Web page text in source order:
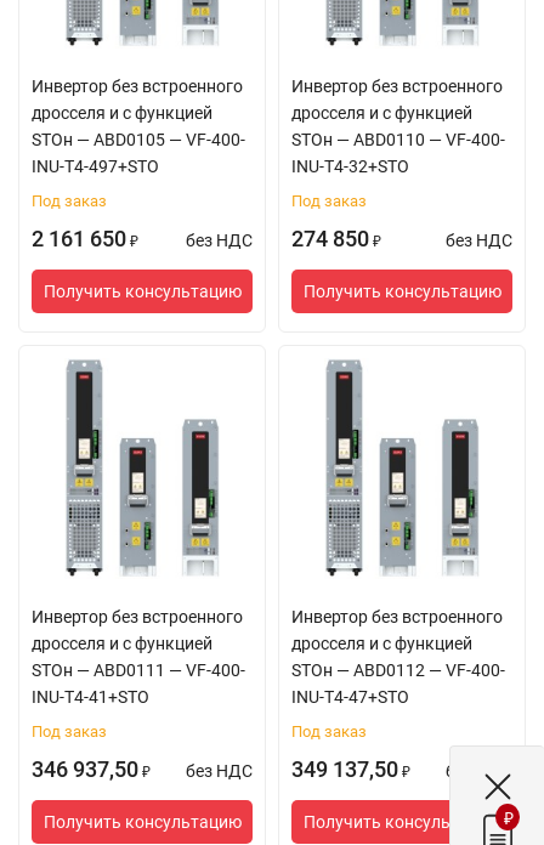
напряжения,
мультизадание
реверс,
дифференциальная
компенсация
вращения,
крутящего момента,
ПИД-регулирование
Требования к
среде
Рабочая
-10℃~ 50℃,
при температуре
снижаются
номинальные
характеристики
модуля (снижение
номинальных
характеристик на 1%
на каждый 1 ℃),
максимальная
температура
окружающей среды
50 ℃
влажность
влажности, без
Инвертор без встроенного
дросселя и с функцией
STOн — ABD0105 — VF-400-
INU-T4-497+STO
Под заказ
2 161 650 ₽ без НДС
Получить консультацию
Инвертор без встроенного
дросселя и с функцией
STOн — ABD0110 — VF-400-
INU-T4-32+STO
Под заказ
274 850 ₽ без НДС
Получить консультацию
Инвертор без встроенного
дросселя и с функцией
STOн — ABD0111 — VF-400-
INU-T4-41+STO
Под заказ
346 937,50 ₽ без НДС
Получить консультацию
Инвертор без встроенного
дросселя и с функцией
STOн — ABD0112 — VF-400-
INU-T4-47+STO
Под заказ
349 137,50 ₽ без НДС
Получить консультацию₽